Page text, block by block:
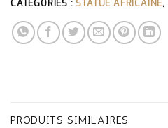
CATÉGORIES : STATUE AFRICAINE,
PRODUITS SIMILAIRES